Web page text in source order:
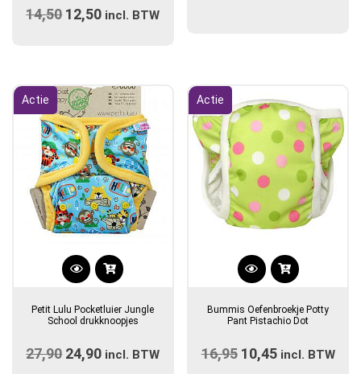
variaties.
gekozen
worden
op
de
productpagina
14,50 Oorspronkelijke
12,50 Huidige
incl. BTW
Actie
Petit Lulu Pocketluier Jungle
School drukknoopjes
27,90 Oorspronkelijke
24,90 Huidige
incl. BTW
Actie
Dit
heeft
variaties.
Bummis Oefenbroekje Potty
Pant Pistachio Dot
16,95 Oorspronkelijke
10,45Huidige
incl. BTW